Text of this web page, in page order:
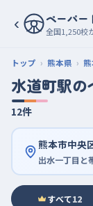
‹ ペーパー
全国1,250校
トップ 熊本県
水道町駅
12件
熊本市中央
すべて12